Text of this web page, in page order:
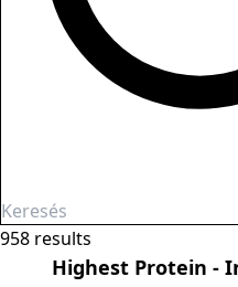
958 results
Highest Protein -